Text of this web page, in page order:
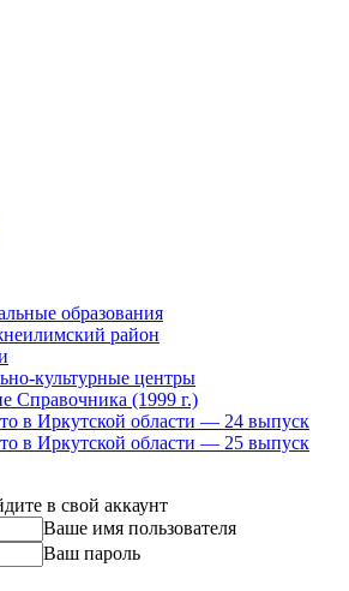
образования
район
культурные центры
Справочника (1999 г.)
в Иркутской области — 24 выпуск
в Иркутской области — 25 выпуск
в свой аккаунт
Ваше имя пользователя
Ваш пароль